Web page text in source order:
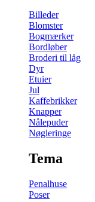
Billeder
Blomster
Bogmærker
Bordløber
Broderi til låg
Dyr
Etuier
Jul
Kaffebrikker
Knapper
Nålepuder
Nøgleringe
Tema
Penalhuse
Poser